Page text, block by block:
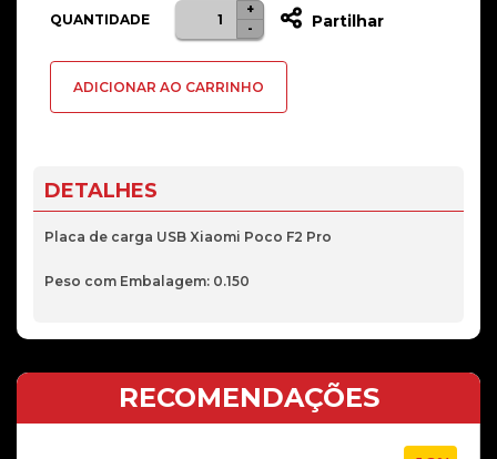
QUANTIDADE
Quantidade
de
de
Poco
F2
-
+
Partilhar
ADICIONAR AO CARRINHO
DETALHES
Placa de carga USB Xiaomi Poco F2 Pro
Peso com Embalagem: 0.150
RECOMENDAÇÕES